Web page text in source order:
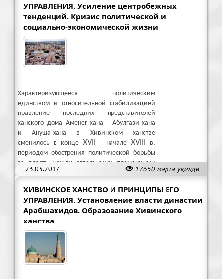
УПРАВЛЕНИЯ. Усиление центробежных
тенденций. Кризис политической и
социально-экономической жизни
23.03.2017 17650 марта ўқилди
Характеризующееся политическим
единством и относительной стабилизацией
правление последних представителей
ханского дома Аменег-хана - Абулгази-хана
и Ануша-хана в Хивинском ханстве
сменилось в конце XVII - начале XVIII в.
периодом обострения политической борьбы
за власть между отдельными племенными
группировками.
ХИВИНСКОЕ ХАНСТВО И ПРИНЦИПЫ ЕГО
УПРАВЛЕНИЯ. Установление власти династии
Арабшахидов. Образование Хивинского
ханства